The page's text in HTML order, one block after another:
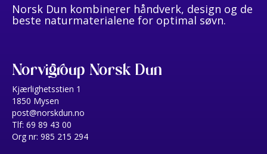
Norsk Dun kombinerer håndverk, design og de
beste naturmaterialene for optimal søvn.
Norvigroup Norsk Dun
Kjærlighetsstien 1
1850 Mysen
post@norskdun.no
Tlf: 69 89 43 00
Org nr: 985 215 294